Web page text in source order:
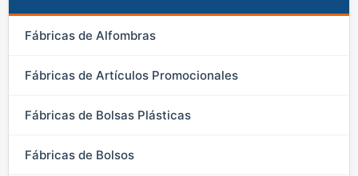
Fábricas de Alfombras
Fábricas de Artículos Promocionales
Fábricas de Bolsas Plásticas
Fábricas de Bolsos